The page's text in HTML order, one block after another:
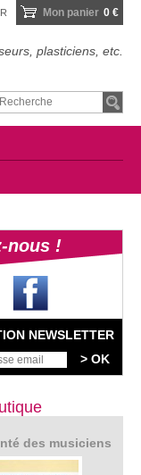
Mon panier 0 €
plasticiens, etc.
nous !
NEWSLETTER
des musiciens